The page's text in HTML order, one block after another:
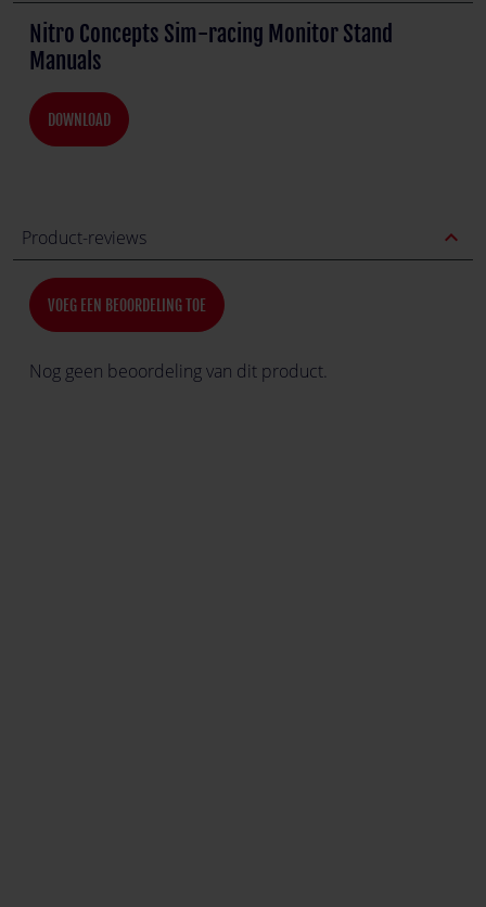
Nitro Concepts Sim-racing Monitor Stand
Manuals
DOWNLOAD
Product-reviews expand_less
VOEG EEN BEOORDELING TOE
Nog geen beoordeling van dit product.